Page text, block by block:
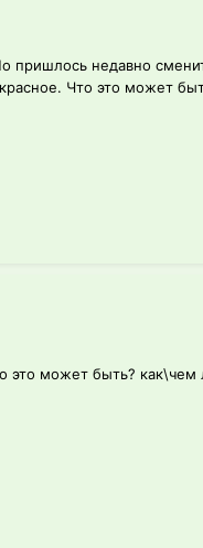
пришлось недавно
Что это может
это может быть? как\чем